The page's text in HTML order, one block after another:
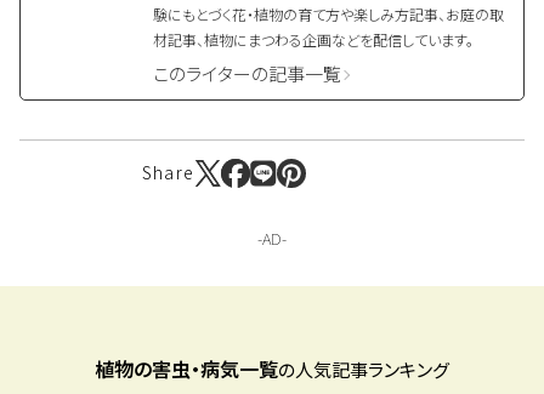
験にもとづく花・植物の育て方や楽しみ方記事、お庭の取
材記事、植物にまつわる企画などを配信しています。
このライターの記事一覧
Share
植物の害虫・病気一覧の人気記事ランキング